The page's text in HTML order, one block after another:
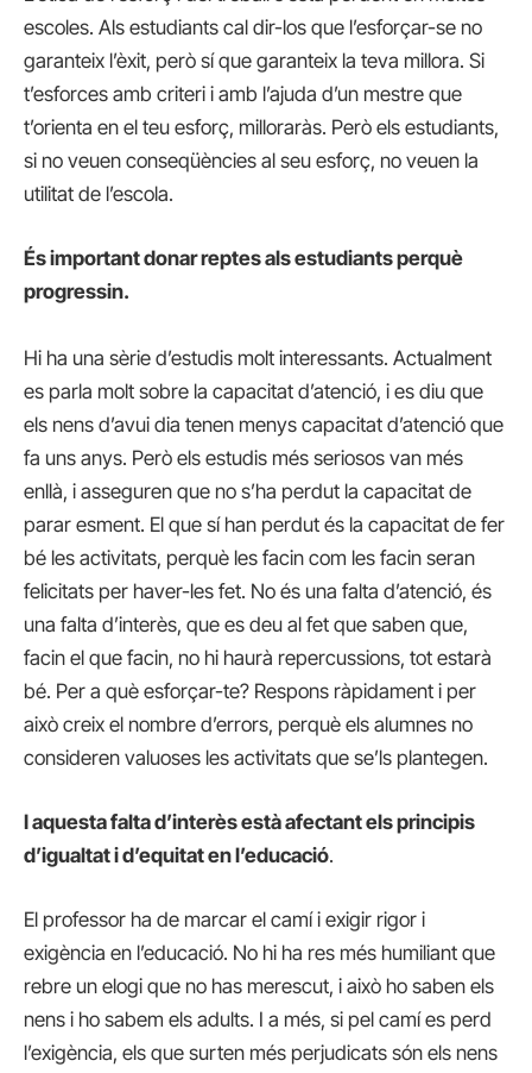
escoles. Als estudiants cal dir-los que l’esforçar-se no
garanteix l’èxit, però sí que garanteix la teva millora. Si
t’esforces amb criteri i amb l’ajuda d’un mestre que
t’orienta en el teu esforç, milloraràs. Però els estudiants,
si no veuen conseqüències al seu esforç, no veuen la
utilitat de l’escola.
És important donar reptes als estudiants perquè
progressin.
Hi ha una sèrie d’estudis molt interessants. Actualment
es parla molt sobre la capacitat d’atenció, i es diu que
els nens d’avui dia tenen menys capacitat d’atenció que
fa uns anys. Però els estudis més seriosos van més
enllà, i asseguren que no s’ha perdut la capacitat de
parar esment. El que sí han perdut és la capacitat de fer
bé les activitats, perquè les facin com les facin seran
felicitats per haver-les fet. No és una falta d’atenció, és
una falta d’interès, que es deu al fet que saben que,
facin el que facin, no hi haurà repercussions, tot estarà
bé. Per a què esforçar-te? Respons ràpidament i per
això creix el nombre d’errors, perquè els alumnes no
consideren valuoses les activitats que se’ls plantegen.
I aquesta falta d’interès està afectant els principis
d’igualtat i d’equitat en l’educació.
El professor ha de marcar el camí i exigir rigor i
exigència en l’educació. No hi ha res més humiliant que
rebre un elogi que no has merescut, i això ho saben els
nens i ho sabem els adults. I a més, si pel camí es perd
l’exigència, els que surten més perjudicats són els nens